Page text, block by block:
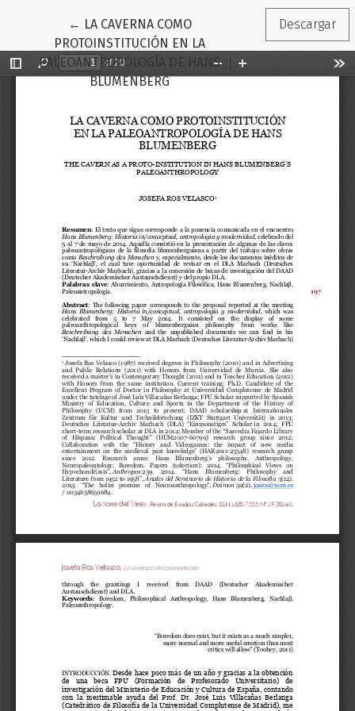
← Volver a los detalles del artículo
LA CAVERNA COMO
PROTOINSTITUCIÓN EN LA
PALEOANTROPOLOGÍA DE HANS
BLUMENBERG
Descargar